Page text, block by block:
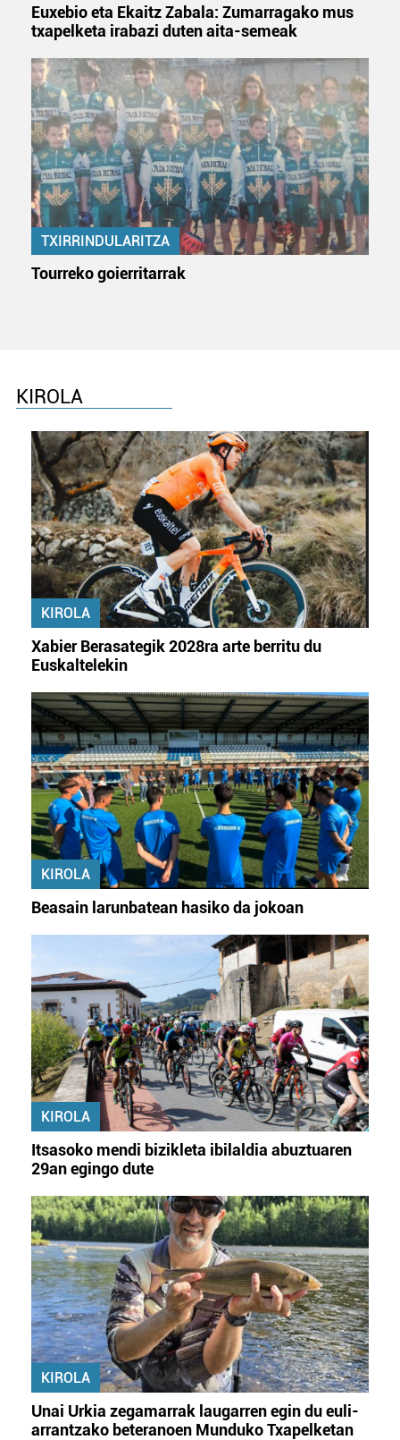
Euxebio eta Ekaitz Zabala: Zumarragako mus
txapelketa irabazi duten aita-semeak
TXIRRINDULARITZA
Tourreko goierritarrak
KIROLA
KIROLA
Xabier Berasategik 2028ra arte berritu du
Euskaltelekin
KIROLA
Beasain larunbatean hasiko da jokoan
KIROLA
Itsasoko mendi bizikleta ibilaldia abuztuaren
29an egingo dute
KIROLA
Unai Urkia zegamarrak laugarren egin du euli-
arrantzako beteranoen Munduko Txapelketan